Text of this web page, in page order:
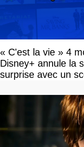
« C'est la vie » 4
Disney+ annule la
surprise avec un